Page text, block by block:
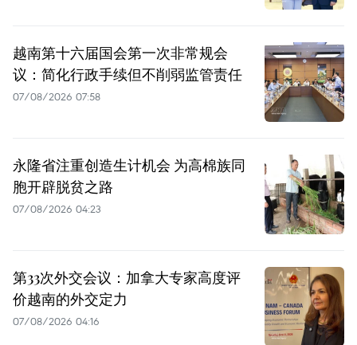
越南第十六届国会第一次非常规会
议：简化行政手续但不削弱监管责任
07/08/2026 07:58
永隆省注重创造生计机会 为高棉族同
胞开辟脱贫之路
07/08/2026 04:23
第33次外交会议：加拿大专家高度评
价越南的外交定力
07/08/2026 04:16